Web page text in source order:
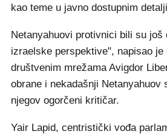
kao teme u javno dostupnim
Netanyahuovi protivnici bili su
izraelske perspektive", napisao je
društvenim mrežama Avigdor
obrane i nekadašnji Netanyahuov
njegov ogorčeni kritičar.
Yair Lapid, centristički vođa